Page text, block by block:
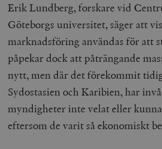
Erik Lundberg, forskare vid
Göteborgs universitet, säger att
marknadsföring användas för att
påpekar dock att påträngande
nytt, men där det förekommit
Sydostasien och Karibien, har
myndigheter inte velat eller
eftersom de varit så ekonomiskt